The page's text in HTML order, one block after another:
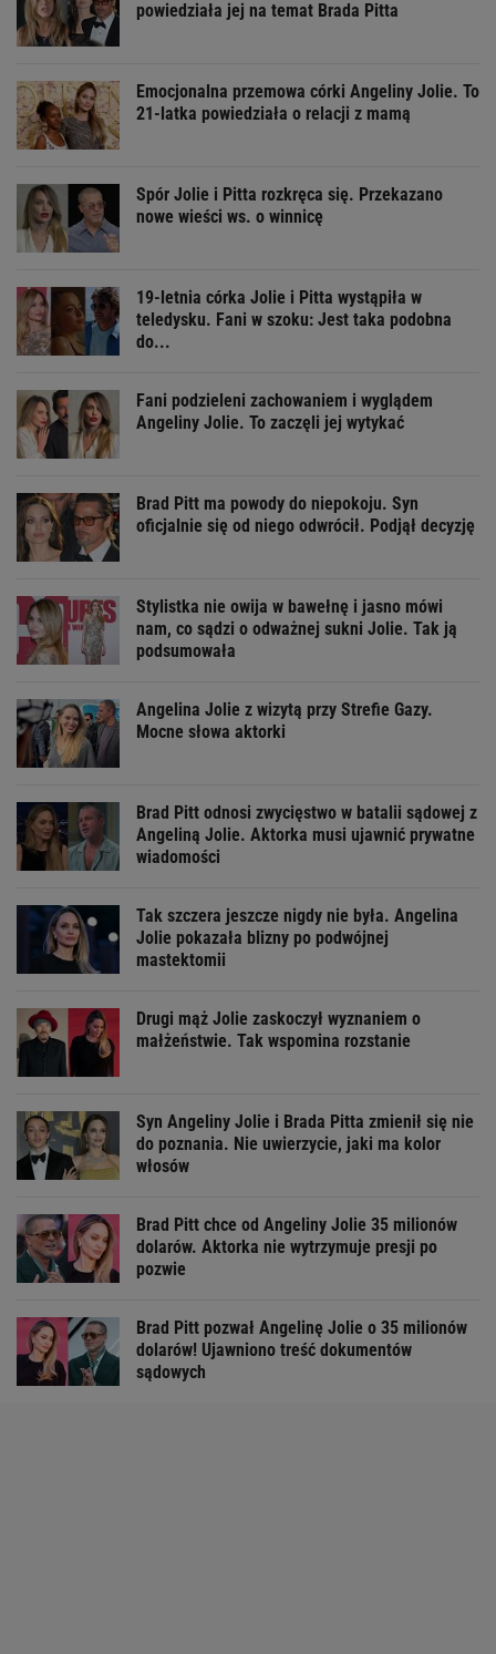
powiedziała jej na temat Brada Pitta
Emocjonalna przemowa córki Angeliny Jolie. To
21-latka powiedziała o relacji z mamą
Spór Jolie i Pitta rozkręca się. Przekazano
nowe wieści ws. o winnicę
19-letnia córka Jolie i Pitta wystąpiła w
teledysku. Fani w szoku: Jest taka podobna
do...
Fani podzieleni zachowaniem i wyglądem
Angeliny Jolie. To zaczęli jej wytykać
Brad Pitt ma powody do niepokoju. Syn
oficjalnie się od niego odwrócił. Podjął decyzję
Stylistka nie owija w bawełnę i jasno mówi
nam, co sądzi o odważnej sukni Jolie. Tak ją
podsumowała
Angelina Jolie z wizytą przy Strefie Gazy.
Mocne słowa aktorki
Brad Pitt odnosi zwycięstwo w batalii sądowej z
Angeliną Jolie. Aktorka musi ujawnić prywatne
wiadomości
Tak szczera jeszcze nigdy nie była. Angelina
Jolie pokazała blizny po podwójnej
mastektomii
Drugi mąż Jolie zaskoczył wyznaniem o
małżeństwie. Tak wspomina rozstanie
Syn Angeliny Jolie i Brada Pitta zmienił się nie
do poznania. Nie uwierzycie, jaki ma kolor
włosów
Brad Pitt chce od Angeliny Jolie 35 milionów
dolarów. Aktorka nie wytrzymuje presji po
pozwie
Brad Pitt pozwał Angelinę Jolie o 35 milionów
dolarów! Ujawniono treść dokumentów
sądowych